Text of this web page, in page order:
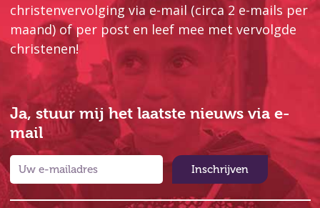
christenvervolging via e-mail (circa 2 e-mails per
maand) of per post en leef mee met vervolgde
christenen!
Ja, stuur mij het laatste nieuws via e-
mail
Inschrijven